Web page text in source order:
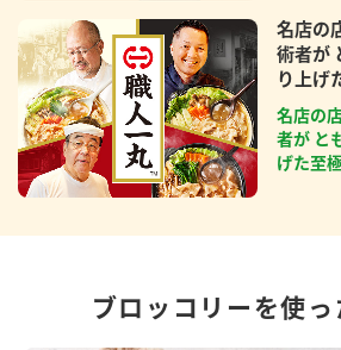
名店の
術者が
り上げ
名店の
者が と
げた至
ブロッコリーを使っ